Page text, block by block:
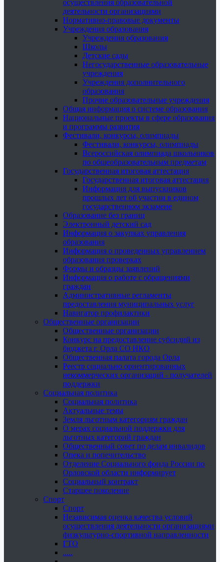
осуществления образовательной
деятельности организациями
Нормативно-правовые документы
Учреждения образования
Учреждения образования
Школы
Детские сады
Негосударственные образовательные
учреждения
Учреждения дополнительного
образования
Прочие образовательные учреждения
Общая информация о системе образования
Национальные проекты в сфере образования
и программы развития
Фестивали, конкурсы, олимпиады
Фестивали, конкурсы, олимпиады
Всероссийская олимпиада школьников
по общеобразовательным предметам
Государственная итоговая аттестация
Государственная итоговая аттестация
Информация для выпускников
прошлых лет об участии в едином
государственном экзамене
Образование без границ
Электронный детский сад
Информация о закупках управления
образования
Информация о проведенных управлением
образования проверках
Формы и образцы заявлений
Информация о работе с обращениями
граждан
Административные регламенты
предоставления муниципальных услуг
Навигатор профилактики
Общественные организации
Общественные организации
Конкурс на предоставление субсидий из
бюджета г. Орла СО НКО
Общественная палата города Орла
Реестр социально ориентированных
некоммерческих организаций - получателей
поддержки
Социальная политика
Социальная политика
Актуальные темы
Земля льготным категориям граждан
О мерах социальной поддержки для
льготных категорий граждан
Общественный совет по делам инвалидов
Опека и попечительство
Отделение Социального фонда России по
Орловской области информирует
Социальный контракт
Старшее поколение
Спорт
Спорт
Независимая оценка качества условий
осуществления деятельности организациями
физкультурно-спортивной направленности
ГТО
.....